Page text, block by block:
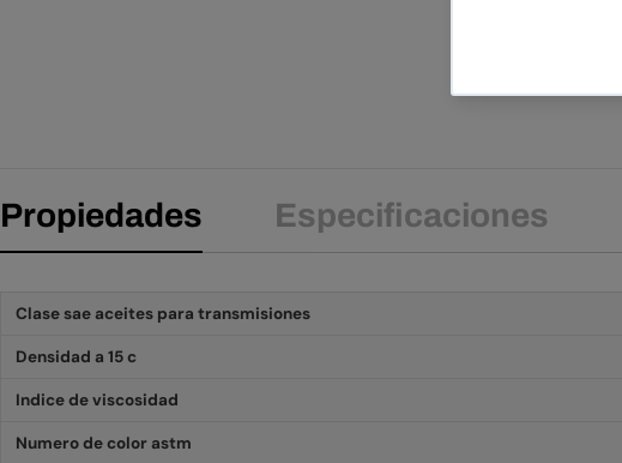
Propiedades Especificaciones
Clase sae aceites para transmisiones
Densidad a 15 c
Indice de viscosidad
Numero de color astm